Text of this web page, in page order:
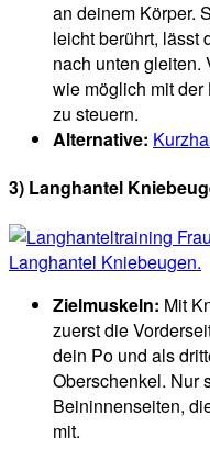
an deinem Körper.
leicht berührt, lässt
nach unten gleiten.
wie möglich mit
zu steuern.
Alternative:
3) Langhantel
Zielmuskeln: Mit
zuerst die
dein Po und als
Oberschenkel. Nur
Beininnenseiten,
mit.